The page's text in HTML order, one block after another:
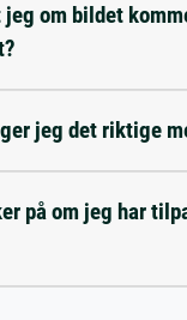
jeg om bildet
jeg det riktige
på om jeg har